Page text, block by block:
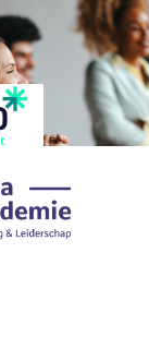
aanbieders
Cedeo-
opleiden en